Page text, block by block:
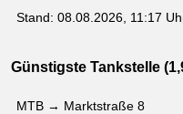
Stand: 08.08.2026, 11:17
Günstigste Tankstelle
MTB → Marktstraße 8